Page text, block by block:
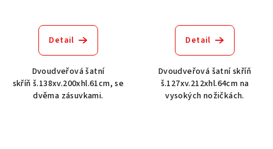
Detail
Dvoudveřová šatní
skříň š.138xv.200xhl.61cm, se
dvěma zásuvkami.
Detail
Dvoudveřová šatní skříň
š.127xv.212xhl.64cm na
vysokých nožičkách.